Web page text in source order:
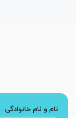
نام و نام خانوادگی